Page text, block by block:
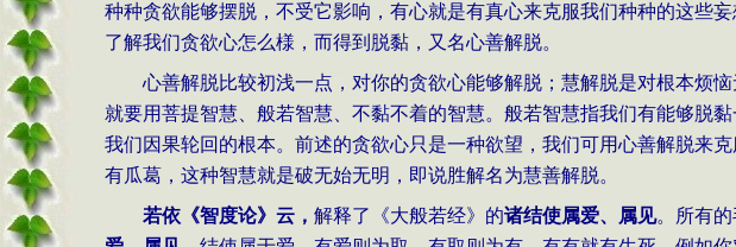
种种贪欲能够摆脱，不受它影响，有心就是有真心来克服我们种种的这些
了解我们贪欲心怎么様，而得到脱黏，又名心善解脱。
心善解脱比较初浅一点，对你的贪欲心能够解脱；慧解脱是对根本烦
就要用菩提智慧、般若智慧、不黏不着的智慧。般若智慧指我们有能够脱
我们因果轮回的根本。前述的贪欲心只是一种欲望，我们可用心善解脱来
有瓜葛，这种智慧就是破无始无明，即说胜解名为慧善解脱。
若依《智度论》云， 解释了《大般若经》的诸结使属爱、属见。所有